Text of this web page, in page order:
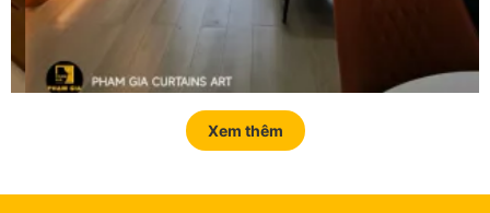
Xem thêm